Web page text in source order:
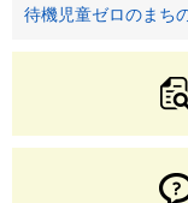
待機児童ゼロのまち